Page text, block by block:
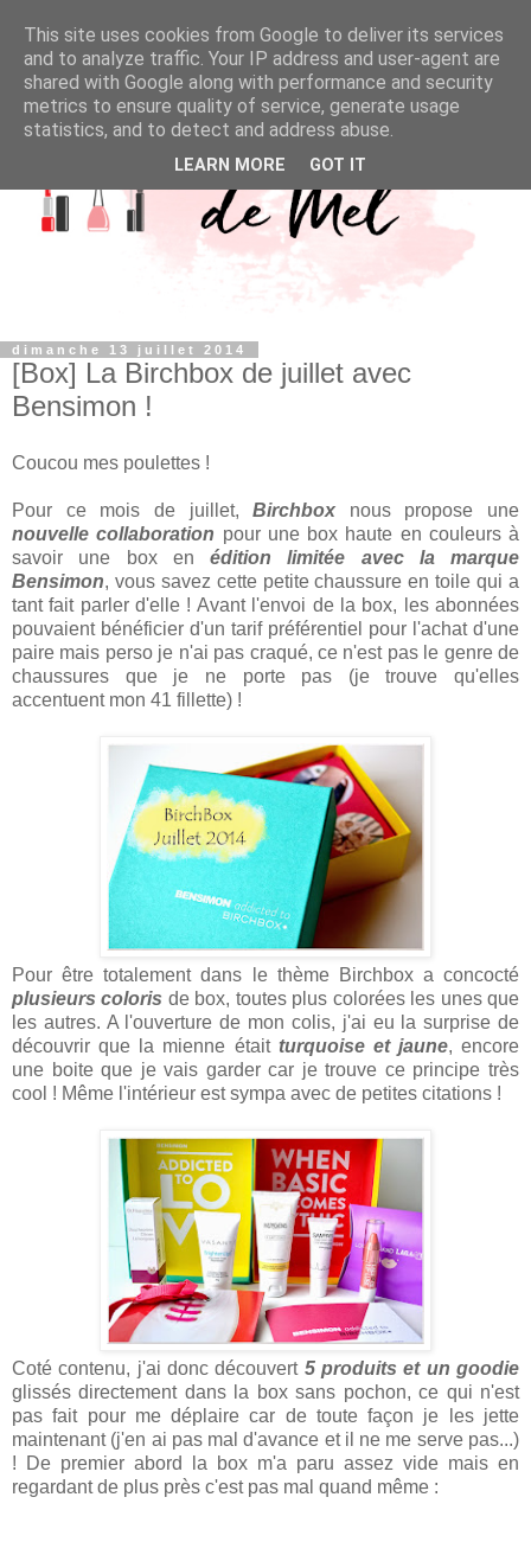
dimanche 13 juillet 2014
[Box] La Birchbox de juillet avec
Bensimon !
Coucou mes poulettes !
Pour ce mois de juillet,Birchbox nous propose une
nouvelle collaboration pour une box haute en couleurs à
savoir une box en édition limitée avec la marque
Bensimon, vous savez cette petite chaussure en toile qui a
tant fait parler d'elle ! Avant l'envoi de la box, les abonnées
pouvaient bénéficier d'un tarif préférentiel pour l'achat d'une
paire mais perso je n'ai pas craqué, ce n'est pas le genre de
chaussures que je ne porte pas (je trouve qu'elles
accentuent mon 41 fillette) !
Pour être totalement dans le thème Birchbox a concocté
plusieurs coloris de box, toutes plus colorées les unes que
les autres. A l'ouverture de mon colis, j'ai eu la surprise de
découvrir que la mienne était turquoise et jaune, encore
une boite que je vais garder car je trouve ce principe très
cool ! Même l'intérieur est sympa avec de petites citations !
Coté contenu, j'ai donc découvert5 produits et un goodie
glissés directement dans la box sans pochon, ce qui n'est
pas fait pour me déplaire car de toute façon je les jette
maintenant (j'en ai pas mal d'avance et il ne me serve pas...)
! De premier abord la box m'a paru assez vide mais en
regardant de plus près c'est pas mal quand même :
This site uses cookies from Google to deliver its services
and to analyze traffic. Your IP address and user-agent are
shared with Google along with performance and security
metrics to ensure quality of service, generate usage
statistics, and to detect and address abuse.
LEARN MORE GOT IT